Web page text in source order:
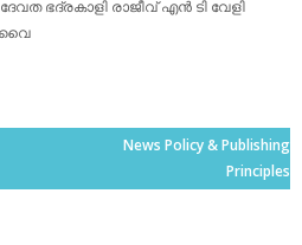
ദേവത ഭദ്രകാളി രാജീവ് എൻ ടി വേളി
വൈ
News Policy & Publishing
Principles